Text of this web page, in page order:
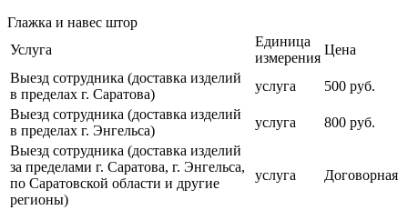
Глажка и навес штор
Услуга
Единица
измерения
Цена
Выезд сотрудника (доставка изделий
в пределах г. Саратова)
услуга
500 руб.
Выезд сотрудника (доставка изделий
в пределах г. Энгельса)
услуга
800 руб.
Выезд сотрудника (доставка изделий
за пределами г. Саратова, г. Энгельса,
по Саратовской области и другие
регионы)
услуга Договорная